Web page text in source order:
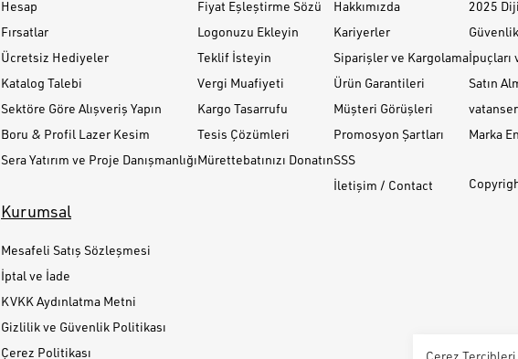
Çerez Tercihleri
Hesap
Fırsatlar
Ücretsiz Hediyeler
Katalog Talebi
Sektöre Göre Alışveriş Yapın
Boru & Profil Lazer Kesim
Sera Yatırım ve Proje Danışmanlığı
Fiyat Eşleştirme Sözü
Logonuzu Ekleyin
Teklif İsteyin
Vergi Muafiyeti
Kargo Tasarrufu
Tesis Çözümleri
Mürettebatınızı Donatın
Hakkımızda
Kariyerler
Siparişler ve Kargolama
Ürün Garantileri
Müşteri Görüşleri
Promosyon Şartları
SSS
İletişim / Contact
2025
İpuçları
Satın
Marka
Kurumsal
Mesafeli Satış Sözleşmesi
İptal ve İade
KVKK Aydınlatma Metni
Gizlilik ve Güvenlik Politikası
Çerez Politikası